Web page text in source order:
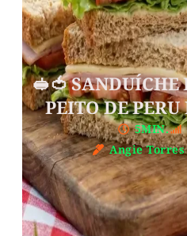
🥪🍅
PEITO DE
5MIN.
Angie Torres